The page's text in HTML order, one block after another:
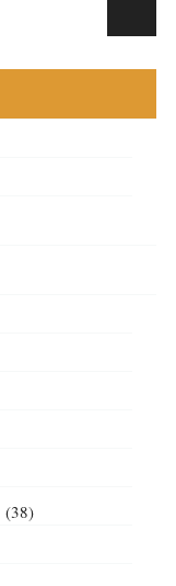
(38)